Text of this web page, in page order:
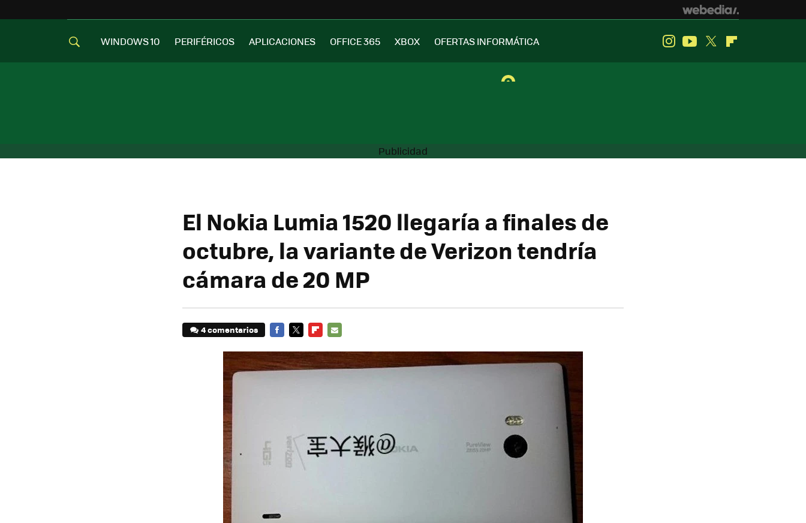
WINDOWS 10 PERIFÉRICOS APLICACIONES OFFICE 365 XBOX OFERTAS INFORMÁTICA InstagramYoutube
Twitter
El Nokia Lumia 1520 llegaría a finales de
octubre, la variante de Verizon tendría
cámara de 20 MP
4 comentarios